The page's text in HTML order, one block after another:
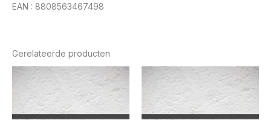
EAN : 8808563467498
Gerelateerde producten